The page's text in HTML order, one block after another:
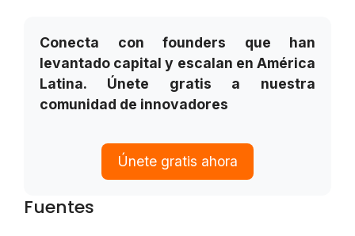
Conecta con founders que han
levantado capital y escalan en América
Latina. Únete gratis a nuestra
comunidad de innovadores
Únete gratis ahora
Fuentes